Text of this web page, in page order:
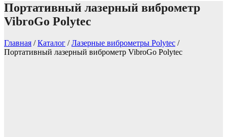
Портативный лазерный виброметр
VibroGo Polytec
Главная /Каталог /Лазерные виброметры Polytec /
Портативный лазерный виброметр VibroGo Polytec